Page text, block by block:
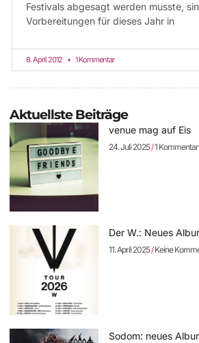
Festivals abgesagt werden musste,
Vorbereitungen für dieses Jahr in
8. April 2012 1 Kommentar
Aktuellste Beiträge
venue mag auf Eis
24. Juli 2025 1 Kommentar
Der W.: Neues
11. April 2025 Keine
Sodom: neues